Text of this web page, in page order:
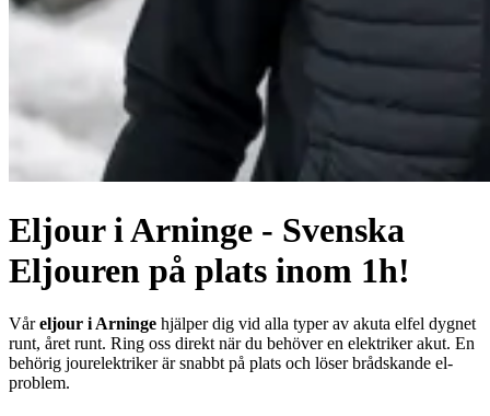
Eljour i Arninge - Svenska
Eljouren på plats inom 1h!
Våreljour i Arninge hjälper dig vid alla typer av akuta elfel dygnet
runt, året runt. Ring oss direkt när du behöver en elektriker akut. En
behörig jourelektriker är snabbt på plats och löser brådskande el-
problem.